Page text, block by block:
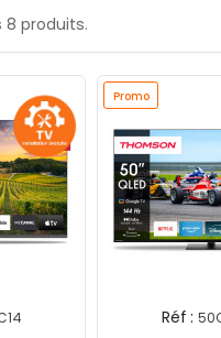
8 produits.
Promo
Réf :